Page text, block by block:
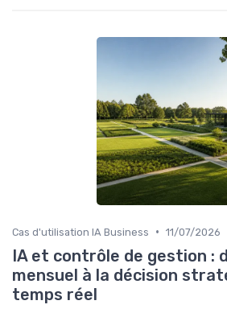
Cas d'utilisation IA Business • 11/07/2026
IA et contrôle de gestion :
mensuel à la décision
temps réel